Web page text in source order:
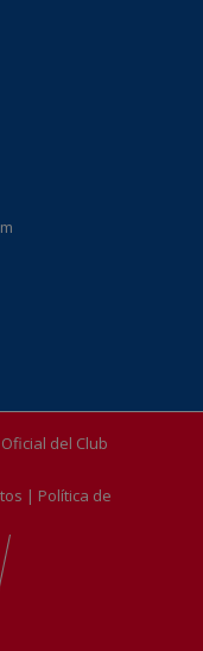
del Club
| Política de